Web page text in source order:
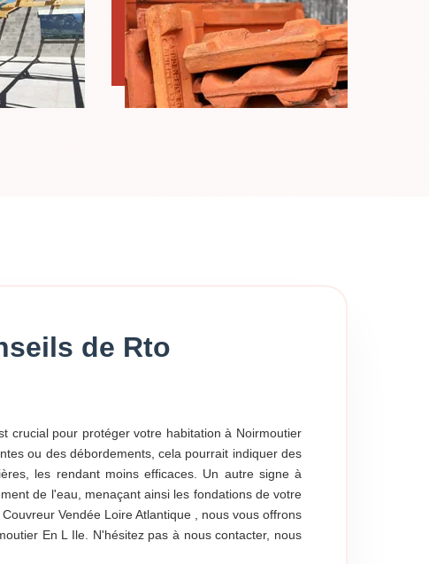
de Rto
crucial pour protéger votre habitation à Noirmoutier
ou des débordements, cela pourrait indiquer des
les rendant moins efficaces. Un autre signe à
de l'eau, menaçant ainsi les fondations de votre
Vendée Loire Atlantique , nous vous offrons
En L Ile. N'hésitez pas à nous contacter, nous